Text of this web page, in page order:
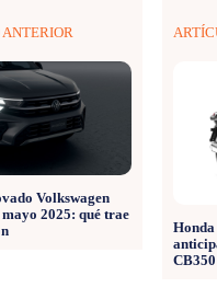
Volkswagen
2025: qué trae
CB350